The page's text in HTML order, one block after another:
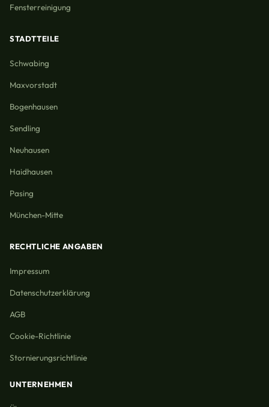
Fensterreinigung
STADTTEILE
Schwabing
Maxvorstadt
Bogenhausen
Sendling
Neuhausen
Haidhausen
Pasing
München-Mitte
RECHTLICHE ANGABEN
Impressum
Datenschutzerklärung
AGB
Cookie-Richtlinie
Stornierungsrichtlinie
UNTERNEHMEN